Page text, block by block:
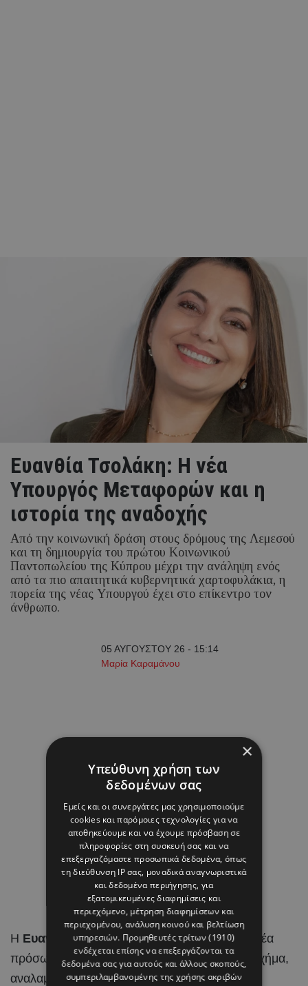
Ευανθία Τσολάκη: Η νέα
Υπουργός Μεταφορών και η
ιστορία της αναδοχής
Από την κοινωνική δράση στους δρόμους της Λεμεσού
και τη δημιουργία του πρώτου Κοινωνικού
Παντοπωλείου της Κύπρου μέχρι την ανάληψη ενός
από τα πιο απαιτητικά κυβερνητικά χαρτοφυλάκια, η
πορεία της νέας Υπουργού έχει στο επίκεντρο τον
άνθρωπο.
05 ΑΥΓΟΥΣΤΟΥ 26 - 15:14
Μαρία Καραμάνου
Η Ευανθία – Εύη Τσολάκηείναι ένα από τα νέα
πρόσωπα που εισέρχονται στο κυβερνητικό σχήμα,
αναλαμβάνοντας την ηγεσία του Υπουργείου
×
Υπεύθυνη χρήση των
δεδομένων σας
Εμείς και οι συνεργάτες μας χρησιμοποιούμε
cookies και παρόμοιες τεχνολογίες για να
αποθηκεύουμε και να έχουμε πρόσβαση σε
πληροφορίες στη συσκευή σας και να
επεξεργαζόμαστε προσωπικά δεδομένα, όπως
τη διεύθυνση IP σας, μοναδικά αναγνωριστικά
και δεδομένα περιήγησης, για
εξατομικευμένες διαφημίσεις και
περιεχόμενο, μέτρηση διαφημίσεων και
περιεχομένου, ανάλυση κοινού και βελτίωση
υπηρεσιών. Προμηθευτές τρίτων (1910)
ενδέχεται επίσης να επεξεργάζονται τα
δεδομένα σας για αυτούς και άλλους σκοπούς,
συμπεριλαμβανομένης της χρήσης ακριβών